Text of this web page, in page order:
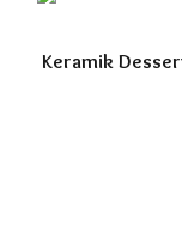
Keramik